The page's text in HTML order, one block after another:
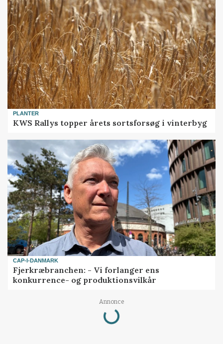
PLANTER
KWS Rallys topper årets sortsforsøg i vinterbyg
CAP-I-DANMARK
Fjerkræbranchen: - Vi forlanger ens
konkurrence- og produktionsvilkår
Annonce
Loading...